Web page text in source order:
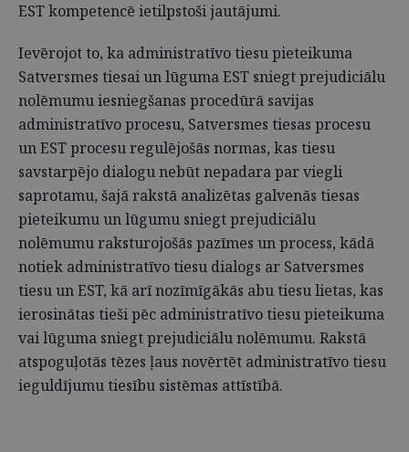
EST kompetencē ietilpstoši jautājumi.
Ievērojot to, ka administratīvo tiesu pieteikuma
Satversmes tiesai un lūguma EST sniegt prejudiciālu
nolēmumu iesniegšanas procedūrā savijas
administratīvo procesu, Satversmes tiesas procesu
un EST procesu regulējošās normas, kas tiesu
savstarpējo dialogu nebūt nepadara par viegli
saprotamu, šajā rakstā analizētas galvenās tiesas
pieteikumu un lūgumu sniegt prejudiciālu
nolēmumu raksturojošās pazīmes un process, kādā
notiek administratīvo tiesu dialogs ar Satversmes
tiesu un EST, kā arī nozīmīgākās abu tiesu lietas, kas
ierosinātas tieši pēc administratīvo tiesu pieteikuma
vai lūguma sniegt prejudiciālu nolēmumu. Rakstā
atspoguļotās tēzes ļaus novērtēt administratīvo tiesu
ieguldījumu tiesību sistēmas attīstībā.